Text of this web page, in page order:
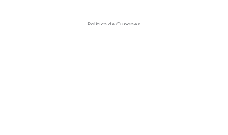
Política de Cupones